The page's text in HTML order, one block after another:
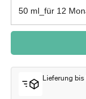
Lieferung bis